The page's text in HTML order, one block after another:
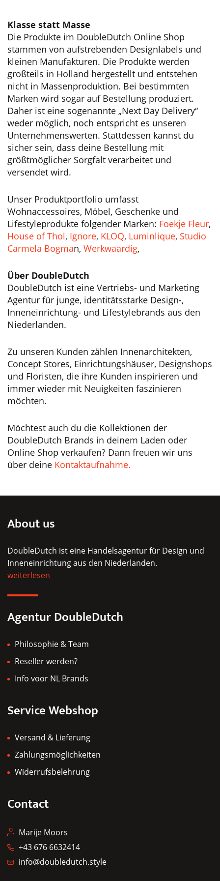
können
auf
der
Produktseite
gewählt
werden
Klasse statt Masse
Die Produkte im DoubleDutch Online Shop
stammen von aufstrebenden Designlabels und
kleinen Manufakturen. Die Produkte werden
großteils in Holland hergestellt und entstehen
nicht in Massenproduktion. Bei bestimmten
Marken wird sogar auf Bestellung produziert.
Daher ist eine sogenannte „Next Day Delivery“
weder möglich, noch entspricht es unseren
Unternehmenswerten. Stattdessen kannst du
sicher sein, dass deine Bestellung mit
größtmöglicher Sorgfalt verarbeitet und
versendet wird.
Unser Produktportfolio umfasst
Wohnaccessoires, Möbel, Geschenke und
Lifestyleprodukte folgender Marken: Foekje Fleur,
House of Thol, Ignore, KLOQ, Luminlique, Studio
Carmela Bogman, Werkwaardig,
Über DoubleDutch
DoubleDutch ist eine Vertriebs- und Marketing
Agentur für junge, identitätsstarke Design-,
Inneneinrichtung- und Lifestylebrands aus den
Niederlanden.
Zu unseren Kunden zählen Innenarchitekten,
Concept Stores, Einrichtungshäuser, Designshops
und Floristen, die ihre Kunden inspirieren und
immer wieder mit Neuigkeiten faszinieren
möchten.
Möchtest auch du die Kollektionen der
DoubleDutch Brands in deinem Laden oder
Online Shop verkaufen? Dann freuen wir uns
über deine Kontaktaufnahme.
About us
DoubleDutch ist eine Handelsagentur für Design und
Inneneinrichtung aus den Niederlanden.
weiterlesen
Agentur DoubleDutch
Philosophie & Team
Reseller werden?
Info voor NL Brands
Service Webshop
Versand & Lieferung
Zahlungsmöglichkeiten
Widerrufsbelehrung
Contact
Marije Moors
+43 676 6632414
info@doubledutch.style